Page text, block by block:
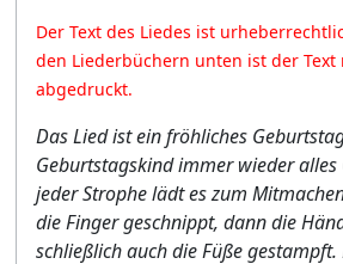
Der Text des Liedes ist
den Liederbüchern unten ist der Text
abgedruckt.
Das Lied ist ein fröhliches
Geburtstagskind immer wieder
jeder Strophe lädt es zum
die Finger geschnippt, dann die
schließlich auch die Füße